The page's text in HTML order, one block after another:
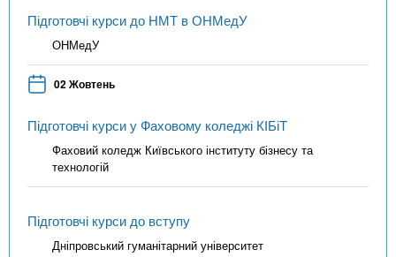
Підготовчі курси до НМТ в ОНМедУ
ОНМедУ
02 Жовтень
Підготовчі курси у Фаховому коледжі КІБіТ
Фаховий коледж Київського інституту бізнесу та
технологій
Підготовчі курси до вступу
Дніпровський гуманітарний університет